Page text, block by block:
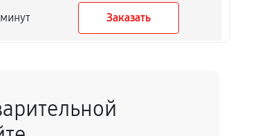
Заказать
Заказать